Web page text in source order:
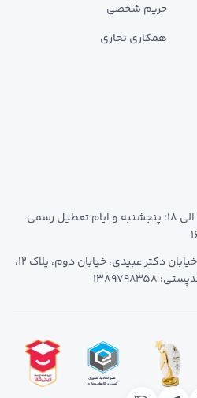
حریم شخصی
همکاری تجاری
شنبه تا چهارشنبه از ساعت 8 الی 18؛ پنجشنبه و ایام تعطیل رسمی
تهران، محله شهرک استقلال، خیابان دکتر عبیدی، خیابان دوم، پلاک 12،